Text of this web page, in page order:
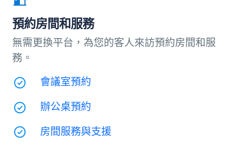
預約房間和服務
無需更換平台，為您的客人來訪預約房間和服
務。
會議室預約
辦公桌預約
房間服務與支援